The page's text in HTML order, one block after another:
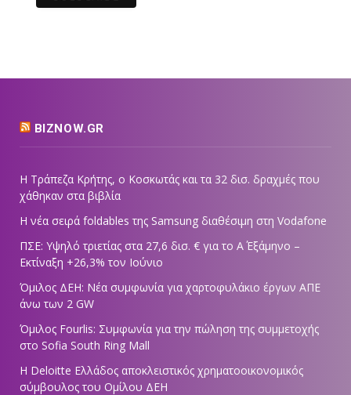
BIZNOW.GR
Η Τράπεζα Κρήτης, ο Κοσκωτάς και τα 32 δισ. δραχμές που
χάθηκαν στα βιβλία
Η νέα σειρά foldables της Samsung διαθέσιμη στη Vodafone
ΠΣΕ: Υψηλό τριετίας στα 27,6 δισ. € για το Α΄ Εξάμηνο –
Εκτίναξη +26,3% τον Ιούνιο
Όμιλος ΔΕΗ: Νέα συμφωνία για χαρτοφυλάκιο έργων ΑΠΕ
άνω των 2 GW
Όμιλος Fourlis: Συμφωνία για την πώληση της συμμετοχής
στο Sofia South Ring Mall
Η Deloitte Ελλάδος αποκλειστικός χρηματοοικονομικός
σύμβουλος του Ομίλου ΔΕΗ